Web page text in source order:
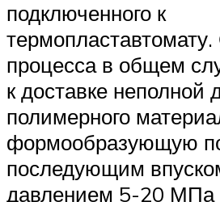
подключенного к
термопластавтомату.
процесса в общем
к доставке неполной
полимерного
формообразующую
последующим
давлением 5-20 МПа